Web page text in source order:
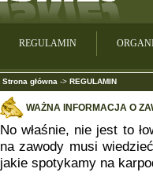
REGULAMIN
Strona główna -> REGULAMIN
WAŻNA INFORMACJA O
No właśnie, nie jest to
na zawody musi
jakie spotykamy na